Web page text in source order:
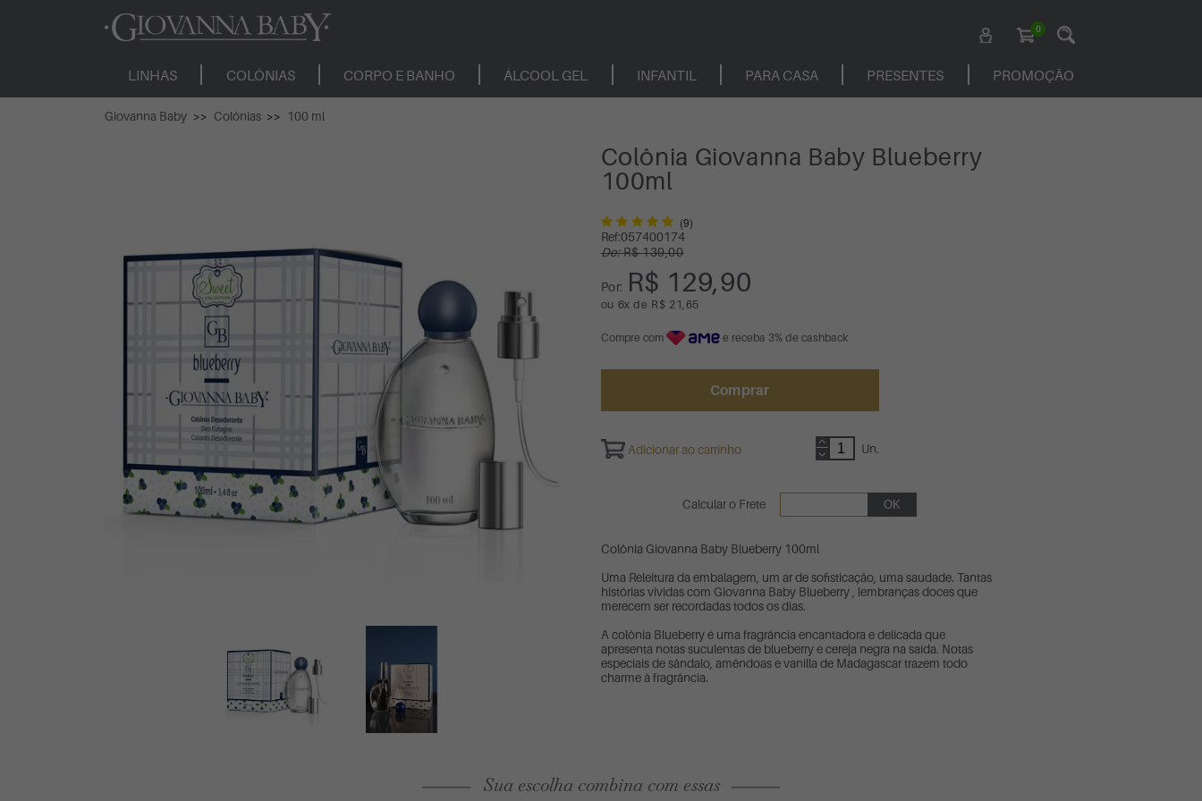
0
LINHAS COLÔNIAS CORPO E BANHO ÁLCOOL GEL INFANTIL PARA CASA PRESENTES PROMOÇÃO
Giovanna Baby Colônias 100 ml
Colônia Giovanna Baby Blueberry
100ml
(9)
Ref:057400174
De:R$ 139,00
Por: R$ 129,90
ou 6x de R$ 21,65
Compre com e receba 3% de cashback
Comprar
Un.
Adicionar ao carrinho
Calcular o Frete
Colônia Giovanna Baby Blueberry 100ml
Uma Releitura da embalagem, um ar de sofisticação, uma saudade. Tantas
histórias vividas com Giovanna Baby Blueberry , lembranças doces que
merecem ser recordadas todos os dias.
A colônia Blueberry é uma fragrância encantadora e delicada que
apresenta notas suculentas de blueberry e cereja negra na saída. Notas
especiais de sândalo, amêndoas e vanilla de Madagascar trazem todo
charme à fragrância.
Sua escolha combina com essas